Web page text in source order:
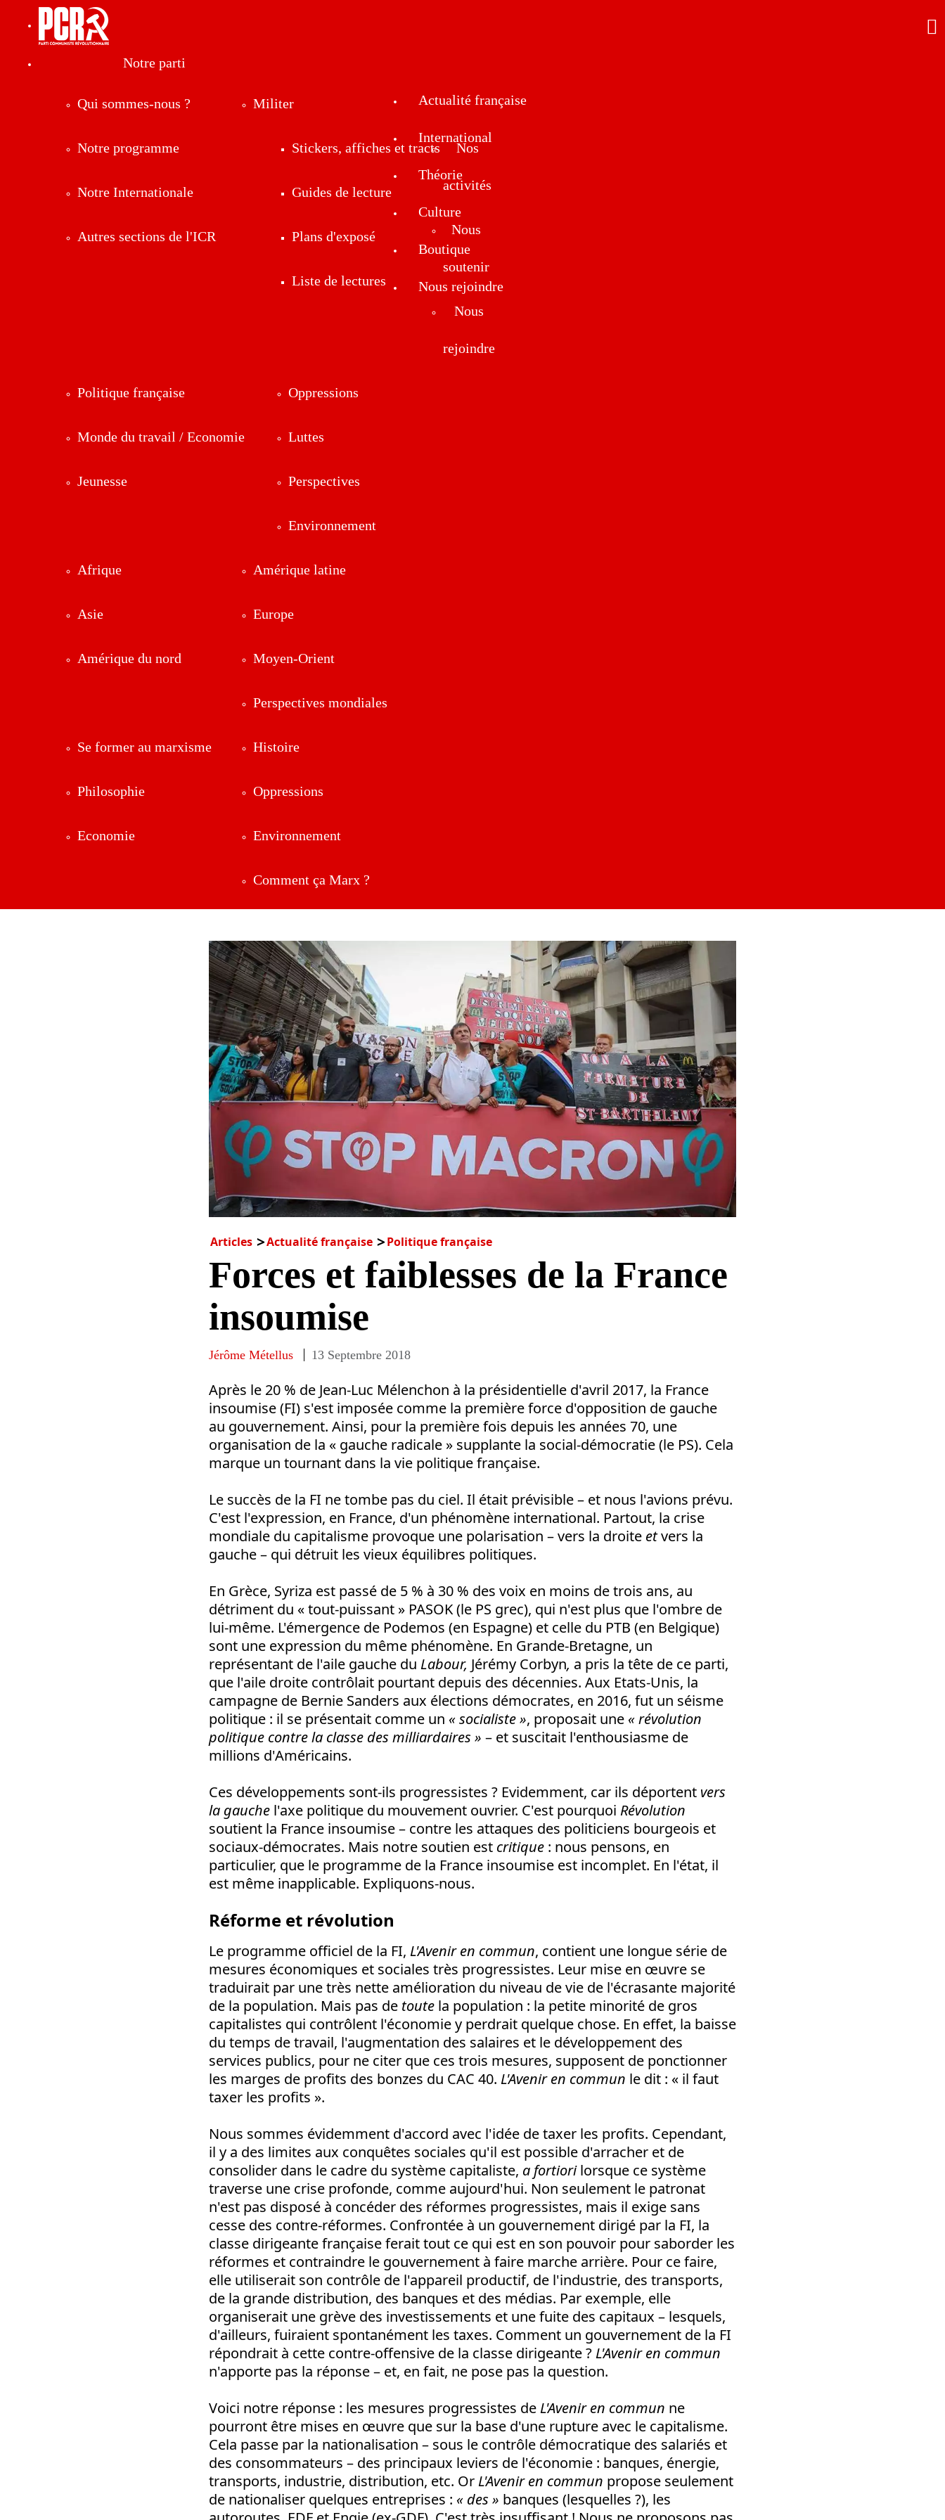
Notre parti
Qui sommes-nous ?
Notre programme
Notre Internationale
Autres sections de l'ICR
Militer
Stickers, affiches et tracts
Guides de lecture
Plans d'exposé
Liste de lectures
Nos
activités
Nous
soutenir
Nous
rejoindre
Actualité française
Politique française
Monde du travail / Economie
Jeunesse
Oppressions
Luttes
Perspectives
Environnement
International
Afrique
Asie
Amérique du nord
Amérique latine
Europe
Moyen-Orient
Perspectives mondiales
Théorie
Se former au marxisme
Philosophie
Economie
Histoire
Oppressions
Environnement
Comment ça Marx ?
Culture
Boutique
Nous rejoindre
Articles Actualité française Politique française
Forces et faiblesses de la France
insoumise
Jérôme Métellus 13 Septembre 2018
Après le 20 % de Jean-Luc Mélenchon à la présidentielle d'avril 2017, la France
insoumise (FI) s'est imposée comme la première force d'opposition de gauche
au gouvernement. Ainsi, pour la première fois depuis les années 70, une
organisation de la « gauche radicale » supplante la social-démocratie (le PS). Cela
marque un tournant dans la vie politique française.
Le succès de la FI ne tombe pas du ciel. Il était prévisible – et nous l'avions prévu.
C'est l'expression, en France, d'un phénomène international. Partout, la crise
mondiale du capitalisme provoque une polarisation – vers la droite etvers la
gauche – qui détruit les vieux équilibres politiques.
En Grèce, Syriza est passé de 5 % à 30 % des voix en moins de trois ans, au
détriment du « tout-puissant » PASOK (le PS grec), qui n'est plus que l'ombre de
lui-même. L'émergence de Podemos (en Espagne) et celle du PTB (en Belgique)
sont une expression du même phénomène. En Grande-Bretagne, un
représentant de l'aile gauche du Labour, Jérémy Corbyn, a pris la tête de ce parti,
que l'aile droite contrôlait pourtant depuis des décennies. Aux Etats-Unis, la
campagne de Bernie Sanders aux élections démocrates, en 2016, fut un séisme
politique : il se présentait comme un « socialiste », proposait une « révolution
politique contre la classe des milliardaires » – et suscitait l'enthousiasme de
millions d'Américains.
Ces développements sont-ils progressistes ? Evidemment, car ils déportent vers
la gauche l'axe politique du mouvement ouvrier. C'est pourquoi Révolution
soutient la France insoumise – contre les attaques des politiciens bourgeois et
sociaux-démocrates. Mais notre soutien est critique : nous pensons, en
particulier, que le programme de la France insoumise est incomplet. En l'état, il
est même inapplicable. Expliquons-nous.
Réforme et révolution
Le programme officiel de la FI, L'Avenir en commun, contient une longue série de
mesures économiques et sociales très progressistes. Leur mise en œuvre se
traduirait par une très nette amélioration du niveau de vie de l'écrasante majorité
de la population. Mais pas de toute la population : la petite minorité de gros
capitalistes qui contrôlent l'économie y perdrait quelque chose. En effet, la baisse
du temps de travail, l'augmentation des salaires et le développement des
services publics, pour ne citer que ces trois mesures, supposent de ponctionner
les marges de profits des bonzes du CAC 40. L'Avenir en commun le dit : « il faut
taxer les profits ».
Nous sommes évidemment d'accord avec l'idée de taxer les profits. Cependant,
il y a des limites aux conquêtes sociales qu'il est possible d'arracher et de
consolider dans le cadre du système capitaliste, a fortiorilorsque ce système
traverse une crise profonde, comme aujourd'hui. Non seulement le patronat
n'est pas disposé à concéder des réformes progressistes, mais il exige sans
cesse des contre-réformes. Confrontée à un gouvernement dirigé par la FI, la
classe dirigeante française ferait tout ce qui est en son pouvoir pour saborder les
réformes et contraindre le gouvernement à faire marche arrière. Pour ce faire,
elle utiliserait son contrôle de l'appareil productif, de l'industrie, des transports,
de la grande distribution, des banques et des médias. Par exemple, elle
organiserait une grève des investissements et une fuite des capitaux – lesquels,
d'ailleurs, fuiraient spontanément les taxes. Comment un gouvernement de la FI
répondrait à cette contre-offensive de la classe dirigeante ? L'Avenir en commun
n'apporte pas la réponse – et, en fait, ne pose pas la question.
Voici notre réponse : les mesures progressistes de L'Avenir en commun ne
pourront être mises en œuvre que sur la base d'une rupture avec le capitalisme.
Cela passe par la nationalisation – sous le contrôle démocratique des salariés et
des consommateurs – des principaux leviers de l'économie : banques, énergie,
transports, industrie, distribution, etc. Or L'Avenir en commun propose seulement
de nationaliser quelques entreprises : « des » banques (lesquelles ?), les